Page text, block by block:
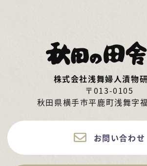
株式会社浅舞婦人漬物
〒013-0105
秋田県横手市平鹿町浅舞字
お問い合わせ